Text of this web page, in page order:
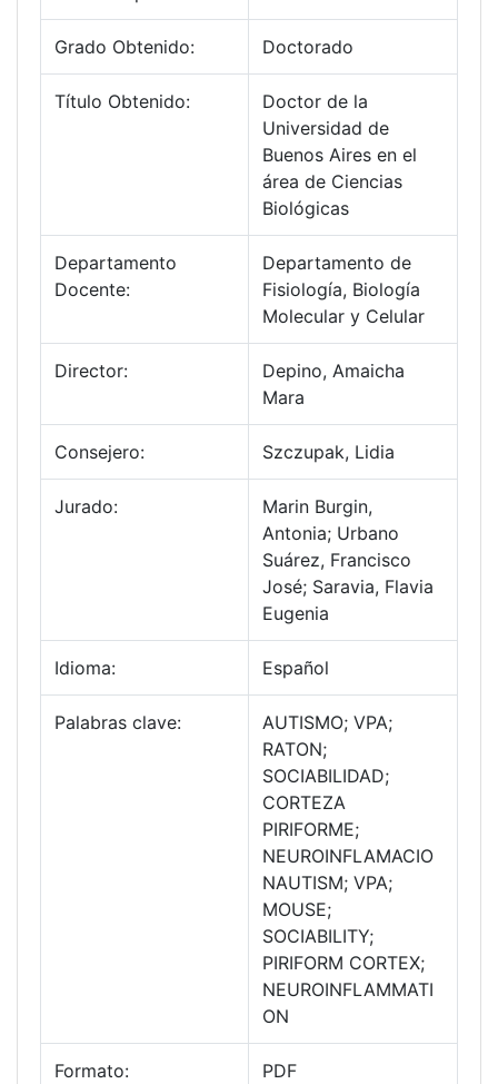
Grado Obtenido: Doctorado
Título Obtenido:
Doctor de la
Universidad de
Buenos Aires en el
área de Ciencias
Biológicas
Departamento
Docente:
Departamento de
Fisiología, Biología
Molecular y Celular
Director:
Depino, Amaicha
Mara
Consejero: Szczupak, Lidia
Jurado:
Marin Burgin,
Antonia; Urbano
Suárez, Francisco
José; Saravia, Flavia
Eugenia
Idioma: Español
Palabras clave:
AUTISMO; VPA;
RATON;
SOCIABILIDAD;
CORTEZA
PIRIFORME;
NEUROINFLAMACIO
NAUTISM; VPA;
MOUSE;
SOCIABILITY;
PIRIFORM CORTEX;
NEUROINFLAMMATI
ON
Formato: PDF